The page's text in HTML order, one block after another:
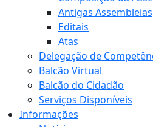
Antigas Assembleias
Editais
Atas
Delegação de
Balcão Virtual
Balcão do Cidadão
Serviços Disponíveis
Informações